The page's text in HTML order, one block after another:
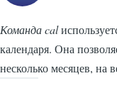
Команда cal
календаря. Она
несколько месяцев, на